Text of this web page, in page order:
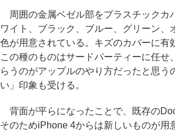
周囲の金属ベゼル部をプラスチックカ
ワイト、ブラック、ブルー、グリーン、
色が用意されている。キズのカバーに有
この種のものはサードパーティーに任せ
らうのがアップルのやり方だったと思う
い」印象も受ける。
背面が平らになったことで、既存の
そのためiPhone 4からは新しいものが用